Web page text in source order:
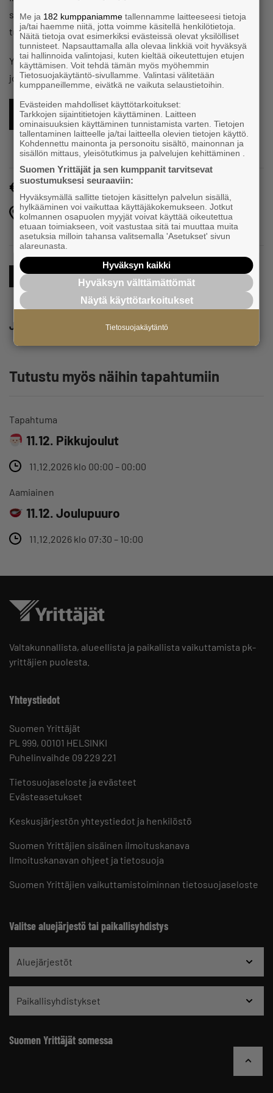
sulkeutuu, kun tilaisuus on loppuunvarattu. Pukukoodi
tumma puku ja kunniamerkit.
Yksi illalliskortti oikeuttaa yhden ihmisen sisäänpääsyyn,
joten ostathan itsellesi ja avecillesi erilliset liput.
ILMOITTAUDU TÄSTÄ MUKAAN
35€
Järvenpää-talo, Hallintokatu 4, 04400 Järvenpää,
Järvenpää
Tapahtumat Verkostoituminen Yrittäminen
Jaa
Tutustu myös näihin tapahtumiin
Tapahtuma
11.12. Pikkujoulut
11.12.2026 klo 00:00 – 00:00
Aamiainen
11.12. Joulupuuro
11.12.2026 klo 07:30 – 10:00
Valtakunnallista, alueellista ja paikallista vaikuttamista pk-
yrittäjien puolesta.
Yhteystiedot
Suomen Yrittäjät
PL 999, 00101 HELSINKI
Puhelinvaihde 09 229 221
Tietosuojaseloste ja evästeet
Evästeasetukset
Keskusjärjestön yhteystiedot ja henkilöstö
Suomen Yrittäjien sisäinen ilmoituskanava
Ilmoituskanavan ohjeet ja tietosuoja
Suomen Yrittäjien vaikuttamistoiminnan tietosuojaseloste
Valitse aluejärjestö tai paikallisyhdistys
Aluejärjestöt
Paikallisyhdistykset
Suomen Yrittäjät somessa
Me ja 182 kumppaniamme tallennamme laitteeseesi tietoja
ja/tai haemme niitä, jotta voimme käsitellä henkilötietoja.
Näitä tietoja ovat esimerkiksi evästeissä olevat yksilölliset
tunnisteet. Napsauttamalla alla olevaa linkkiä voit hyväksyä
tai hallinnoida valintojasi, kuten kieltää oikeutettujen etujen
käyttämisen. Voit tehdä tämän myös myöhemmin
Tietosuojakäytäntö-sivullamme. Valintasi välitetään
kumppaneillemme, eivätkä ne vaikuta selaustietoihin.
Evästeiden mahdolliset käyttötarkoitukset:
Tarkkojen sijaintitietojen käyttäminen. Laitteen
ominaisuuksien käyttäminen tunnistamista varten. Tietojen
tallentaminen laitteelle ja/tai laitteella olevien tietojen käyttö.
Kohdennettu mainonta ja personoitu sisältö, mainonnan ja
sisällön mittaus, yleisötutkimus ja palvelujen kehittäminen .
Suomen Yrittäjät ja sen kumppanit tarvitsevat
suostumuksesi seuraaviin:
Hyväksymällä sallitte tietojen käsittelyn palvelun sisällä,
hylkääminen voi vaikuttaa käyttäjäkokemukseen. Jotkut
kolmannen osapuolen myyjät voivat käyttää oikeutettua
etuaan toimiakseen, voit vastustaa sitä tai muuttaa muita
asetuksia milloin tahansa valitsemalla 'Asetukset' sivun
alareunasta.
Hyväksyn kaikki
Hyväksyn välttämättömät
Näytä käyttötarkoitukset
Tietosuojakäytäntö